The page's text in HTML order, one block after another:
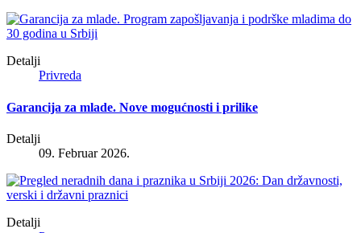
Detalji
Privreda
Garancija za mlade. Nove mogućnosti i prilike
Detalji
09. Februar 2026.
Detalji